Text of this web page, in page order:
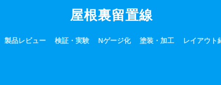
屋根裏留置線
製品レビュー 検証・実験 Nゲージ化 塗装・加工 レイアウト